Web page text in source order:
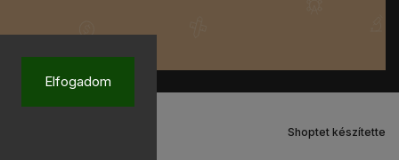
Elfogadom
Shoptet készítette